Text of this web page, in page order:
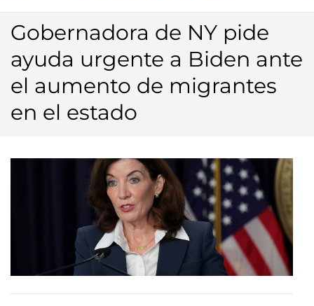
Gobernadora de NY pide
ayuda urgente a Biden ante
el aumento de migrantes
en el estado